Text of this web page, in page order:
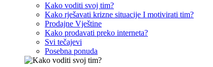
Kako voditi svoj tim?
Kako rješavati krizne situacije I motivirati tim?
Prodajne Vještine
Kako prodavati preko interneta?
Svi tečajevi
Posebna ponuda